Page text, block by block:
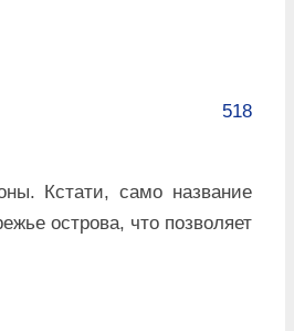
518
Кстати, само название
острова, что позволяет